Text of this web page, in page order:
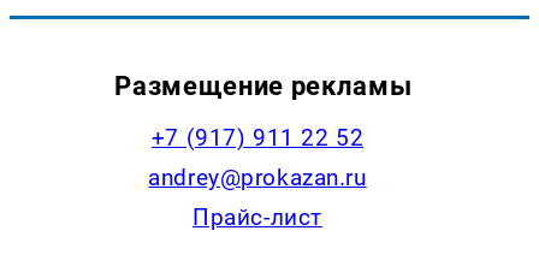
Размещение рекламы
+7 (917) 911 22 52
andrey@prokazan.ru
Прайс-лист